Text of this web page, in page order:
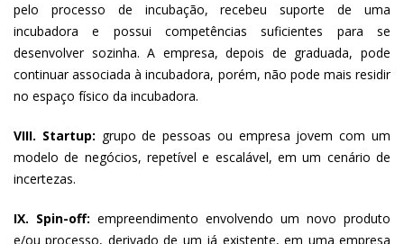
pelo processo de incubação, recebeu suporte de uma
incubadora e possui competências suficientes para se
desenvolver sozinha. A empresa, depois de graduada, pode
continuar associada à incubadora, porém, não pode mais residir
no espaço físico da incubadora.
VIII. Startup: grupo de pessoas ou empresa jovem com um
modelo de negócios, repetível e escalável, em um cenário de
incertezas.
IX. Spin-off: empreendimento envolvendo um novo produto
e/ou processo, derivado de um já existente, em uma empresa